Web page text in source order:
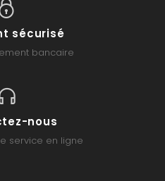
sécurisé
bancaire
nous
service en ligne